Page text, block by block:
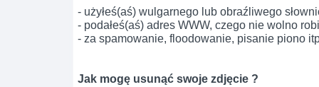
- użyłeś(aś) wulgarnego lub obraźliwego
- podałeś(aś) adres WWW, czego nie wolno
- za spamowanie, floodowanie, pisanie piono
Jak mogę usunąć swoje zdjęcie ?